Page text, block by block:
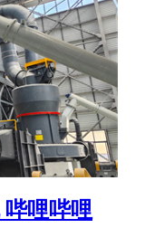
哔哩哔哩